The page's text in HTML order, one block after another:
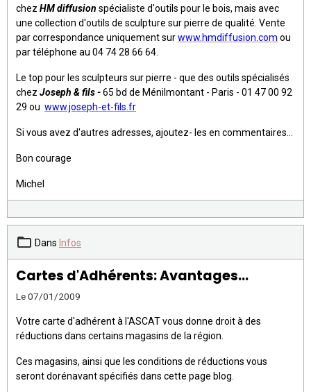
chez HM diffusion spécialiste d'outils pour le bois, mais avec
une collection d'outils de sculpture sur pierre de qualité. Vente
par correspondance uniquement surwww.hmdiffusion.com ou
par téléphone au 04 74 28 66 64.
Le top pour les sculpteurs sur pierre - que des outils spécialisés
chez Joseph & fils -65 bd de Ménilmontant - Paris - 01 47 00 92
29 ou www.joseph-et-fils.fr
Si vous avez d'autres adresses, ajoutez- les en commentaires...
Bon courage
Michel
Dans Infos
Cartes d'Adhérents: Avantages...
Le 07/01/2009
Votre carte d'adhérent à l'ASCAT vous donne droit à des
réductions dans certains magasins de la région.
Ces magasins, ainsi que les conditions de réductions vous
seront dorénavant spécifiés dans cette page blog.